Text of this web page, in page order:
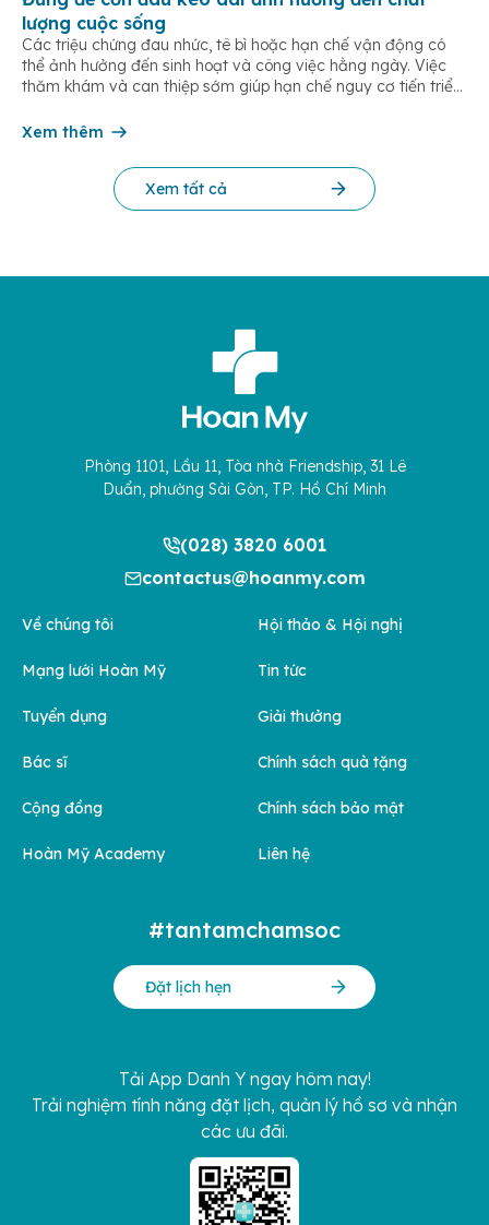
lượng cuộc sống
Các triệu chứng đau nhức, tê bì hoặc hạn chế vận động có
thể ảnh hưởng đến sinh hoạt và công việc hằng ngày. Việc
thăm khám và can thiệp sớm giúp hạn chế nguy cơ tiến triển
dạng khớp. Hãy để […]
Xem thêm
Xem tất cả
Phòng 1101, Lầu 11, Tòa nhà Friendship, 31 Lê
Duẩn, phường Sài Gòn, TP. Hồ Chí Minh
(028) 3820 6001
contactus@hoanmy.com
Về chúng tôi
Mạng lưới Hoàn Mỹ
Tuyển dụng
Bác sĩ
Cộng đồng
Hoàn Mỹ Academy
Hội thảo & Hội nghị
Tin tức
Giải thưởng
Chính sách quà tặng
Chính sách bảo mật
Liên hệ
#tantamchamsoc
Đặt lịch hẹn
Tải App Danh Y ngay hôm nay!
Trải nghiệm tính năng đặt lịch, quản lý hồ sơ và nhận
các ưu đãi.